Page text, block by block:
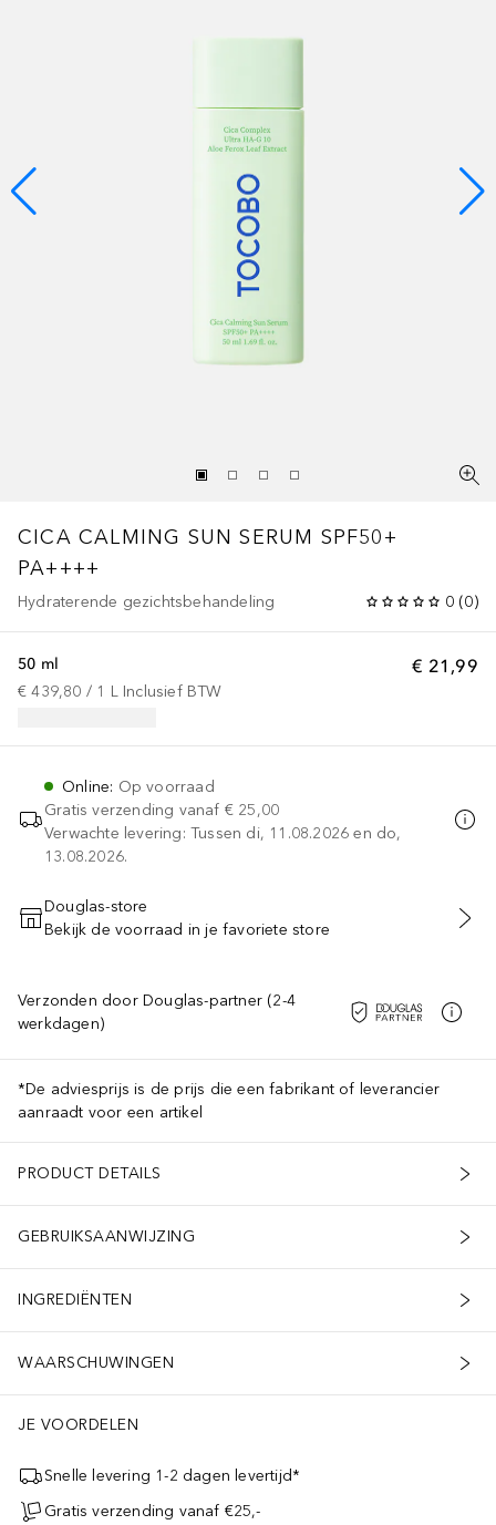
CICA CALMING SUN SERUM SPF50+
PA++++
Hydraterende gezichtsbehandeling 0 (0)
€ 21,99
50 ml
€ 439,80 / 1 L Inclusief BTW
Online: Op voorraad
Gratis verzending vanaf € 25,00
Verwachte levering: Tussen di, 11.08.2026 en do,
13.08.2026.
VOEG TOE AAN WINKELMANDJE
Douglas-store
Bekijk de voorraad in je favoriete store
Verzonden door Douglas-partner (2-4
werkdagen)
*De adviesprijs is de prijs die een fabrikant of leverancier
aanraadt voor een artikel
PRODUCT DETAILS
GEBRUIKSAANWIJZING
INGREDIËNTEN
WAARSCHUWINGEN
JE VOORDELEN
Snelle levering 1-2 dagen levertijd*
Gratis verzending vanaf €25,-